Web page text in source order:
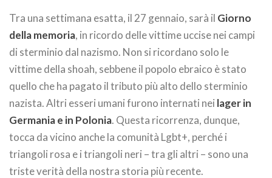
Tra una settimana esatta, il 27 gennaio, sarà il Giorno
della memoria, in ricordo delle vittime uccise nei campi
di sterminio dal nazismo. Non si ricordano solo le
vittime della shoah, sebbene il popolo ebraico è stato
quello che ha pagato il tributo più alto dello sterminio
nazista. Altri esseri umani furono internati nei lager in
Germania e in Polonia. Questa ricorrenza, dunque,
tocca da vicino anche la comunità Lgbt+, perché i
triangoli rosa e i triangoli neri – tra gli altri – sono una
triste verità della nostra storia più recente.